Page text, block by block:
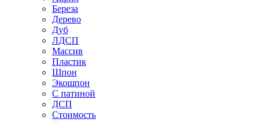
Береза
Дерево
Дуб
ЛДСП
Массив
Пластик
Шпон
Экошпон
С патиной
ДСП
Стоимость